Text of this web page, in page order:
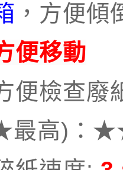
，方便傾
便移動
便檢查廢
最高)